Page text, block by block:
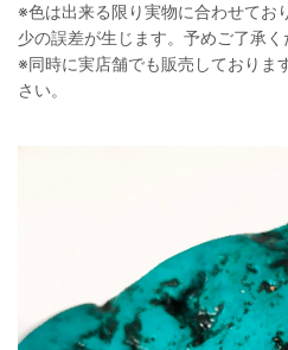
※色は出来る限り実物に合わせてお
少の誤差が生じます。予めご了承く
※同時に実店舗でも販売しておりま
さい。